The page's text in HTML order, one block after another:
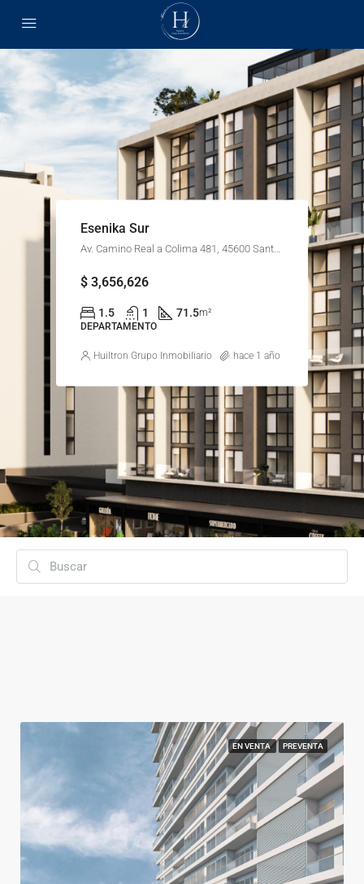
Esenika Sur
$ 3,656,626
1.5 1 71.5m²
DEPARTAMENTO
Huiltron Grupo Inmobiliario hace 1 año
EN VENTA PREVENTA